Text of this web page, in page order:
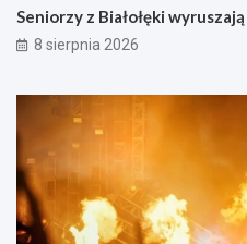
r
z
t
i
k
ó
w
c
z
Seniorzy z Białołęki
8 sierpnia 2026